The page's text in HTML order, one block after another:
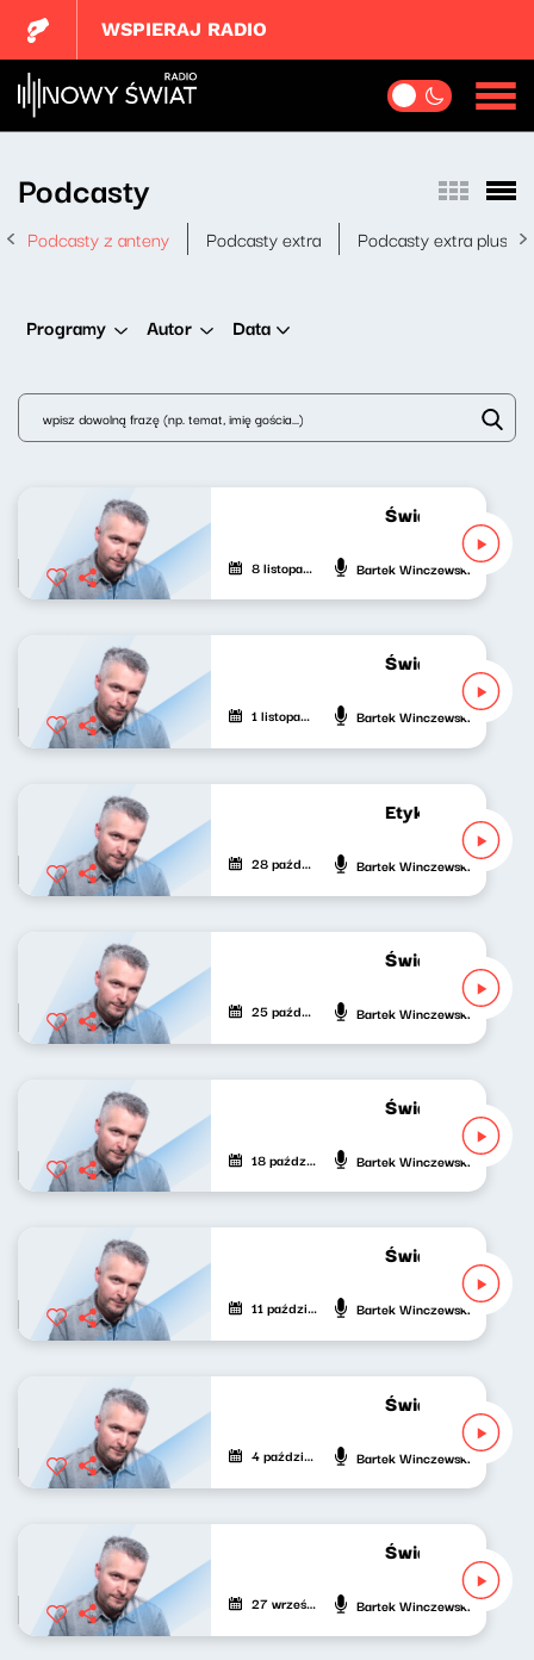
WSPIERAJ RADIO
Podcasty
Podcasty z anteny Podcasty extra Podcasty extra plus
Programy Autor Data
Świat naszej
8 listopada 2022 Bartek Winczewski
Świat naszej
1 listopada 2022 Bartek Winczewski
Etykieta
28 października 2022 Bartek Winczewski
Świat naszej
25 października 2022 Bartek Winczewski
Świat naszej
18 października 2022 Bartek Winczewski
Świat naszej
11 października 2022 Bartek Winczewski
Świat naszej
4 października 2022 Bartek Winczewski
Świat naszej
27 września 2022 Bartek Winczewski